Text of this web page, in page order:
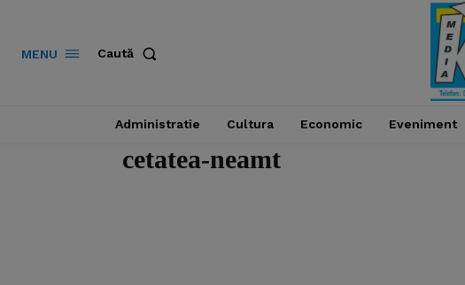
MENU Caută
Administratie Cultura Economic Eveniment
cetatea-neamt